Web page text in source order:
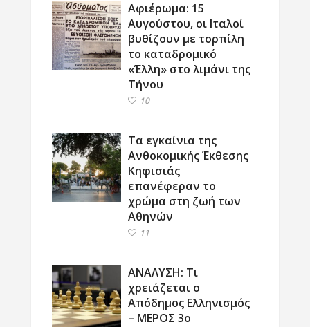
Αφιέρωμα: 15
Αυγούστου, οι Ιταλοί
βυθίζουν με τορπίλη
το καταδρομικό
«Έλλη» στο λιμάνι της
Τήνου
10
Τα εγκαίνια της
Ανθοκομικής Έκθεσης
Κηφισιάς
επανέφεραν το
χρώμα στη ζωή των
Αθηνών
11
ΑΝΑΛΥΣΗ: Τι
χρειάζεται ο
Απόδημος Ελληνισμός
– ΜΕΡΟΣ 3ο